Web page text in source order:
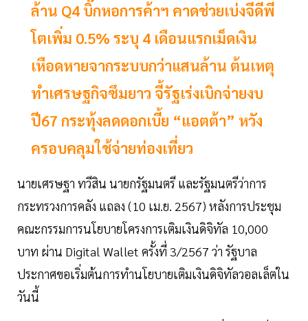
ล้าน Q4 บิ๊กหอการค้าฯ คาดช่วยเบ่งจีดีพี
โตเพิ่ม 0.5% ระบุ 4 เดือนแรกเม็ดเงิน
เหือดหายจากระบบกว่าแสนล้าน ต้นเหตุ
ทำเศรษฐกิจซึมยาว จี้รัฐเร่งเบิกจ่ายงบ
ปี67 กระทุ้งลดดอกเบี้ย “แอตต้า” หวัง
ครอบคลุมใช้จ่ายท่องเที่ยว
นายเศรษฐา ทวีสิน นายกรัฐมนตรี และรัฐมนตรีว่าการ
กระทรวงการคลัง แถลง (10 เม.ย. 2567) หลังการประชุม
คณะกรรมการนโยบายโครงการเติมเงินดิจิทัล 10,000
บาท ผ่าน Digital Wallet ครั้งที่ 3/2567 ว่า รัฐบาล
ประกาศขอเริ่มต้นการทำนโยบายเติมเงินดิจิทัลวอลเล็ตใน
วันนี้